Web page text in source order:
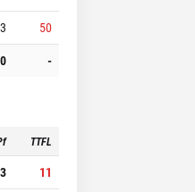
3
50
0 -
TTFL
3
11